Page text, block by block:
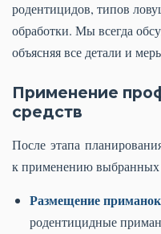
родентицидов, типов
обработки. Мы всегда
объясняя все детали и
Применение
средств
После этапа
к применению выбранных
Размещение
родентицидные